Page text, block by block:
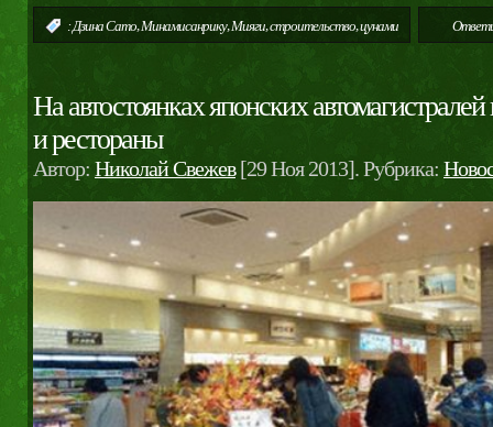
:Дзина Сато,Минамисанрику,Мияги,строительство,цунами
На автостоянках японских
и рестораны
Автор: Николай Свежев[29 Ноя 2013]. Рубрика: